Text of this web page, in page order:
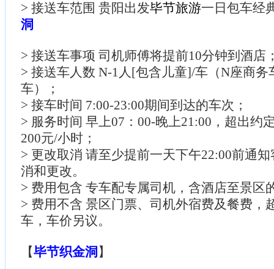
> 接送车范围 贵阳出发毕节旅游一日包车经
洞
> 接送车事项 司机师傅将提前10分钟到酒店
> 接送车人数 N-1人[包含儿童]/车（N座商务
车）；
> 接车时间 7:00-23:00期间到达的车次；
> 服务时间 早上07：00-晚上21:00，超出约
200元/小时；
> 更改取消 请至少提前一天下午22:00前通
消和更改。
> 费用包含 专车配专属司机，含酒店至景区
> 费用不含 景区门票、司机外宿费及餐费，
车，车价另议。
【毕节织金洞 】